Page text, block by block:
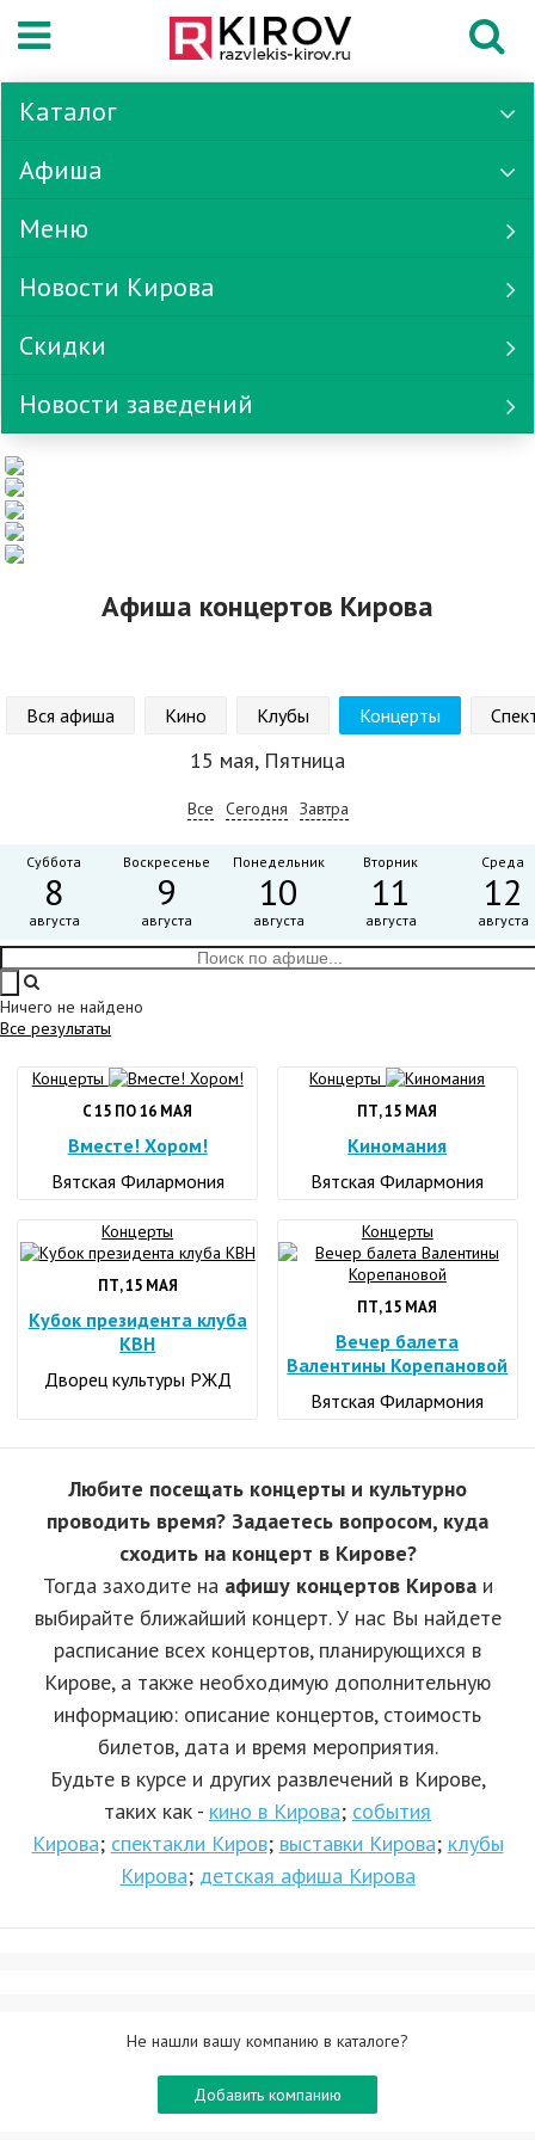
Каталог
Афиша
Меню
Новости Кирова
Скидки
Новости заведений
Афиша концертов Кирова
Вся афиша Кино Клубы Концерты
15 мая, Пятница
Все Сегодня Завтра
Суббота
8
августа
Воскресенье
9
августа
Понедельник
10
августа
Вторник
11
августа
Среда
12
августа
Ничего не найдено
Все результаты
Концерты
C 15 ПО 16 МАЯ
Вместе! Хором!
Вятская Филармония
Концерты
ПТ, 15 МАЯ
Киномания
Вятская Филармония
Концерты
ПТ, 15 МАЯ
Кубок президента клуба
КВН
Дворец культуры РЖД
Концерты
ПТ, 15 МАЯ
Вечер балета
Валентины Корепановой
Вятская Филармония
Любите посещать концерты и культурно
проводить время? Задаетесь вопросом, куда
сходить на концерт в Кирове?
Тогда заходите на афишу концертов Кироваи
выбирайте ближайший концерт. У нас Вы найдете
расписание всех концертов, планирующихся в
Кирове, а также необходимую дополнительную
информацию: описание концертов, стоимость
билетов, дата и время мероприятия.
Будьте в курсе и других развлечений в Кирове,
таких как - кино в Кирова; события
Кирова; спектакли Киров; выставки Кирова; клубы
Кирова; детская афиша Кирова
Не нашли вашу компанию в каталоге?
Добавить компанию